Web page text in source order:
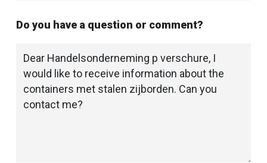
Do you have a question or comment?